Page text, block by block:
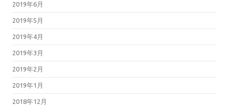
2019年6月
2019年5月
2019年4月
2019年3月
2019年2月
2019年1月
2018年12月